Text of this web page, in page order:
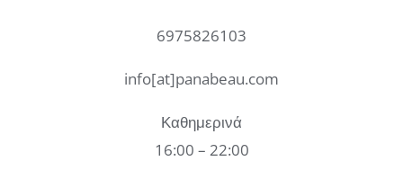
6975826103
info[at]panabeau.com
Καθημερινά
16:00 – 22:00